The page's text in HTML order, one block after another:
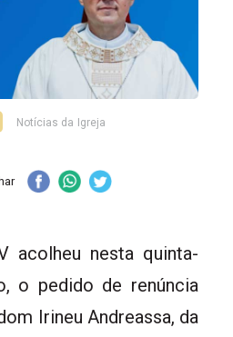
Notícias da Igreja
acolheu nesta quinta-
o pedido de renúncia
Irineu Andreassa, da